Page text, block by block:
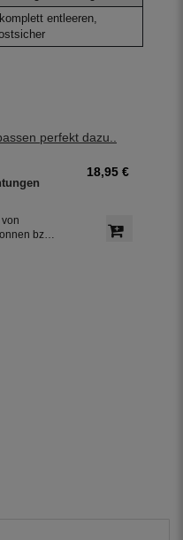
entleeren,
perfekt dazu..
bzw.
18,95 €